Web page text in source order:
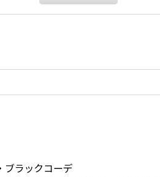
ブラックコーデ